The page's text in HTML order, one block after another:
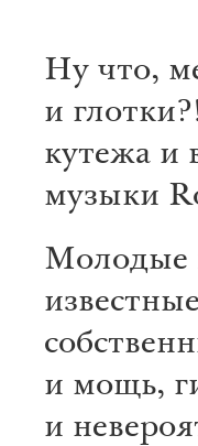
Ну что,
и
кутежа и
музыки
Молодые
и мощь,
и